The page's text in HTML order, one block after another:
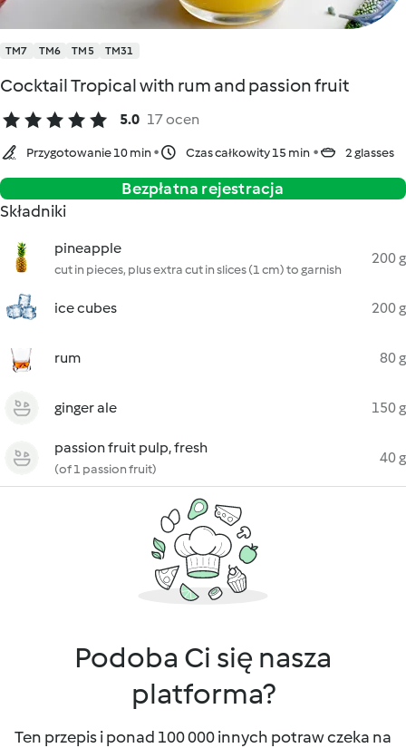
TM7 TM6 TM5 TM31
Cocktail Tropical with rum and passion fruit
5.0 17 ocen
Przygotowanie 10 min Czas całkowity 15 min 2 glasses
Bezpłatna rejestracja
Składniki
pineapple
cut in pieces, plus extra cut in slices (1 cm) to garnish
200 g
ice cubes 200 g
rum 80 g
ginger ale 150 g
passion fruit pulp, fresh
(of 1 passion fruit)
40 g
Podoba Ci się nasza
platforma?
Ten przepis i ponad 100 000 innych potraw czeka na